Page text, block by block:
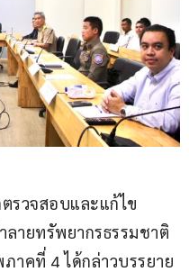
รวจสอบและแก้ไข
ายทรัพยากรธรรมชาติ
าคที่ 4 ได้กล่าวบรรยาย